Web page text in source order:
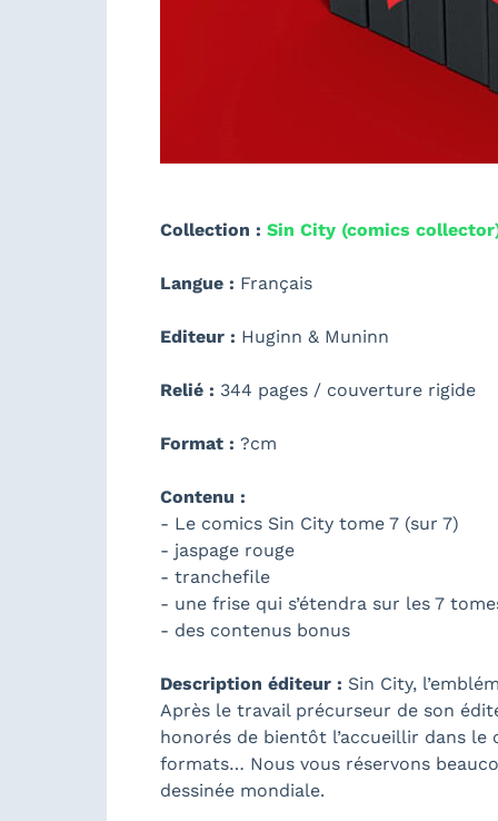
Collection : Sin City (comics
Langue : Français
Editeur : Huginn & Muninn
Relié : 344 pages / couverture rigide
Format : ?cm
Contenu :
- Le comics Sin City tome 7 (sur 7)
- jaspage rouge
- tranchefile
- une frise qui s’étendra sur les 7
- des contenus bonus
Description éditeur : Sin City,
Après le travail précurseur de son
honorés de bientôt l’accueillir dans le
formats… Nous vous réservons
dessinée mondiale.